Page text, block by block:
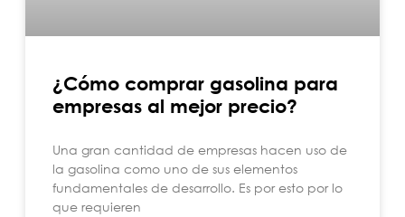
¿Cómo comprar gasolina para
empresas al mejor precio?
Una gran cantidad de empresas hacen uso de
la gasolina como uno de sus elementos
fundamentales de desarrollo. Es por esto por lo
que requieren